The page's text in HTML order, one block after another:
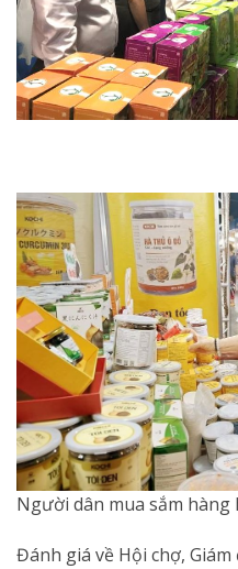
Người dân mua sắm hàng
Đánh giá về Hội chợ,